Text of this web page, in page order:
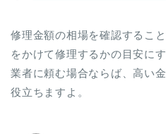
修理金額の相場を確認するこ
をかけて修理するかの目安に
業者に頼む場合ならば、高い
役立ちますよ。